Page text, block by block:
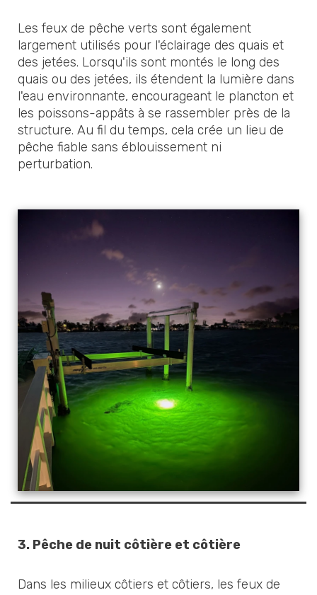
Les feux de pêche verts sont également
largement utilisés pour l'éclairage des quais et
des jetées. Lorsqu'ils sont montés le long des
quais ou des jetées, ils étendent la lumière dans
l'eau environnante, encourageant le plancton et
les poissons-appâts à se rassembler près de la
structure. Au fil du temps, cela crée un lieu de
pêche fiable sans éblouissement ni
perturbation.
3. Pêche de nuit côtière et côtière
Dans les milieux côtiers et côtiers, les feux de